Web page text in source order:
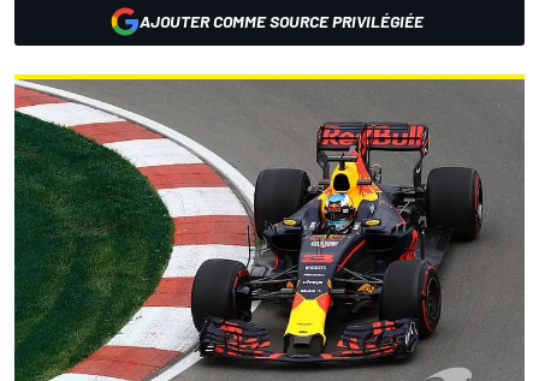
AJOUTER COMME SOURCE PRIVILÉGIÉE